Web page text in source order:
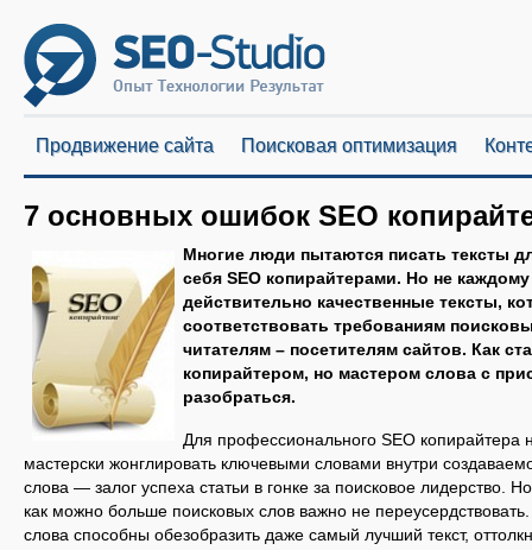
Продвижение сайта Поисковая оптимизация
7 основных ошибок SEO
Многие люди пытаются писать тексты
себя SEO копирайтерами. Но не
действительно качественные тексты,
соответствовать требованиям
читателям – посетителям сайтов. Как
копирайтером, но мастером слова с
разобраться.
Для профессионального SEO копирайтера
мастерски жонглировать ключевыми словами внутри
слова — залог успеха статьи в гонке за поисковое лидерство.
как можно больше поисковых слов важно не
слова способны обезобразить даже самый лучший текст,